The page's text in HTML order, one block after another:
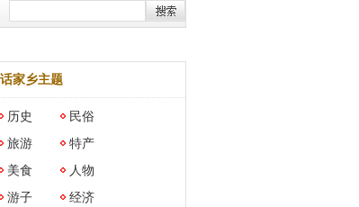
话家乡主题
历史
民俗
旅游
特产
美食
人物
游子
经济